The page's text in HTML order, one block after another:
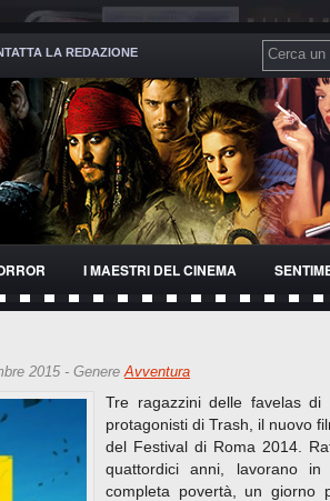
LA REDAZIONE
I MAESTRI DEL CINEMA
2015 - GenereAvventura
Tre ragazzini delle favelas
protagonisti di Trash, il nuovo
del Festival di Roma 2014.
quattordici anni, lavorano
completa povertà, un giorno